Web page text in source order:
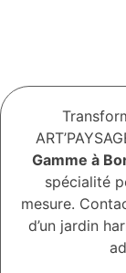
Gamme à
spécialité
mesure.
d’un jardin